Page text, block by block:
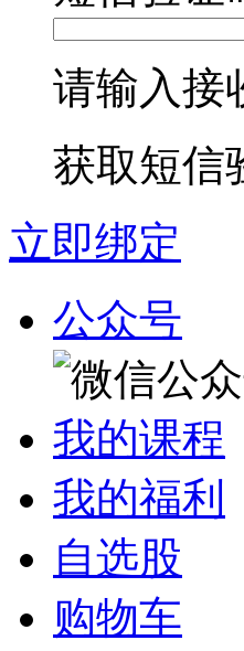
请输入接
获取短信
立即绑定
公众号
我的课程
我的福利
自选股
购物车